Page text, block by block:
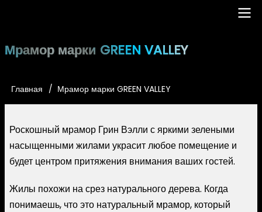
содержанию
Main
Мрамор марки GREEN VALLEY
Строка
Главная Мрамор марки GREEN VALLEY
Роскошный мрамор Грин Вэлли с яркими зелеными
насыщенными жилами украсит любое помещение и
будет центром притяжения внимания ваших гостей.
Жилы похожи на срез натурального дерева. Когда
понимаешь, что это натуральный мрамор, который